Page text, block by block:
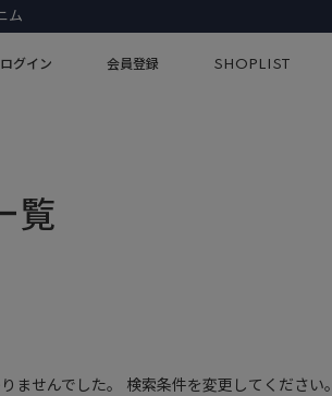
ム
ログイン 会員登録 SHOPLIST
覧
ませんでした。 検索条件を変更してください。